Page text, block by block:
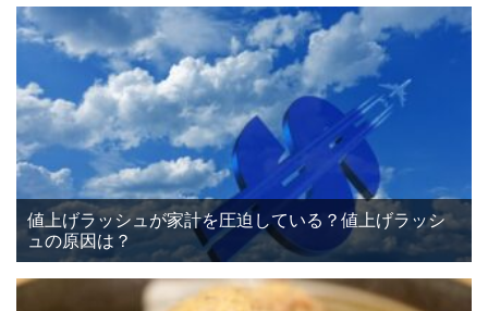
値上げラッシュが家計を圧迫している？値上げラッシ
ュの原因は？